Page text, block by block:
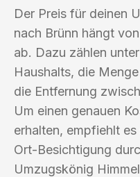
Der Preis für deinen
nach Brünn hängt
ab. Dazu zählen
Haushalts, die
die Entfernung
Um einen genauen
erhalten, empfiehlt
Ort-Besichtigung
Umzugskönig